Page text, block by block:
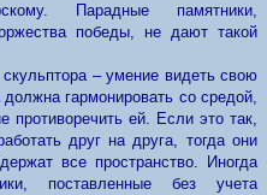
Парадные памятники,
победы, не дают такой
– умение видеть свою
гармонировать со средой,
противоречить ей. Если это так,
друг на друга, тогда они
все пространство. Иногда
поставленные без учета